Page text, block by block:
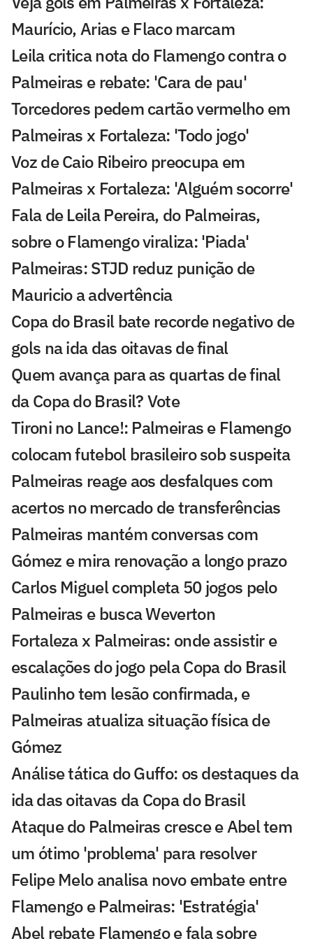
Maurício, Arias e Flaco marcam
Leila critica nota do Flamengo contra o
Palmeiras e rebate: 'Cara de pau'
Torcedores pedem cartão vermelho em
Palmeiras x Fortaleza: 'Todo jogo'
Voz de Caio Ribeiro preocupa em
Palmeiras x Fortaleza: 'Alguém socorre'
Fala de Leila Pereira, do Palmeiras,
sobre o Flamengo viraliza: 'Piada'
Palmeiras: STJD reduz punição de
Mauricio a advertência
Copa do Brasil bate recorde negativo de
gols na ida das oitavas de final
Quem avança para as quartas de final
da Copa do Brasil? Vote
Tironi no Lance!: Palmeiras e Flamengo
colocam futebol brasileiro sob suspeita
Palmeiras reage aos desfalques com
acertos no mercado de transferências
Palmeiras mantém conversas com
Gómez e mira renovação a longo prazo
Carlos Miguel completa 50 jogos pelo
Palmeiras e busca Weverton
Fortaleza x Palmeiras: onde assistir e
escalações do jogo pela Copa do Brasil
Paulinho tem lesão confirmada, e
Palmeiras atualiza situação física de
Gómez
Análise tática do Guffo: os destaques da
ida das oitavas da Copa do Brasil
Ataque do Palmeiras cresce e Abel tem
um ótimo 'problema' para resolver
Felipe Melo analisa novo embate entre
Flamengo e Palmeiras: 'Estratégia'
Abel rebate Flamengo e fala sobre